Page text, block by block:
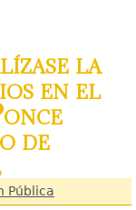
la
en el
de
Pública